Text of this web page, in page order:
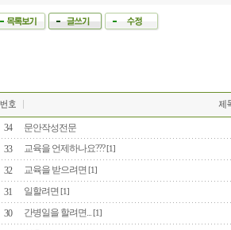
34 문안작성전문
33
교육을 언제하나요??? [1]
32
교육을 받으려면 [1]
31
일할려면 [1]
30
간병일을 할려면... [1]